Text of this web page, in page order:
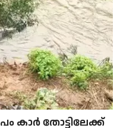
കാർ തോട്ടിലേക്ക്